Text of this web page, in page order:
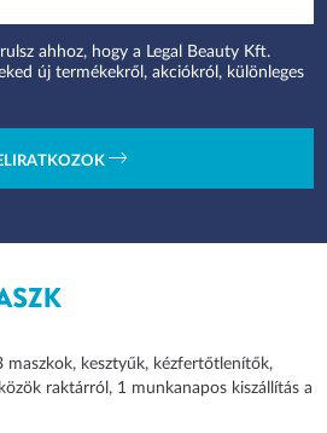
ahhoz, hogy a Legal Beauty Kft.
új termékekről, akciókról, különleges
maszkok, kesztyűk, kézfertőtlenítők,
raktárról, 1 munkanapos kiszállítás a